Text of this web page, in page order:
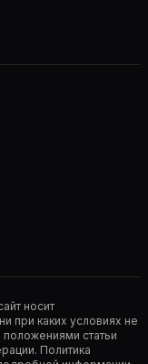
носит
при каких условиях не
статьи
Политика